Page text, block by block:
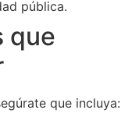
pública.
que
que incluya: